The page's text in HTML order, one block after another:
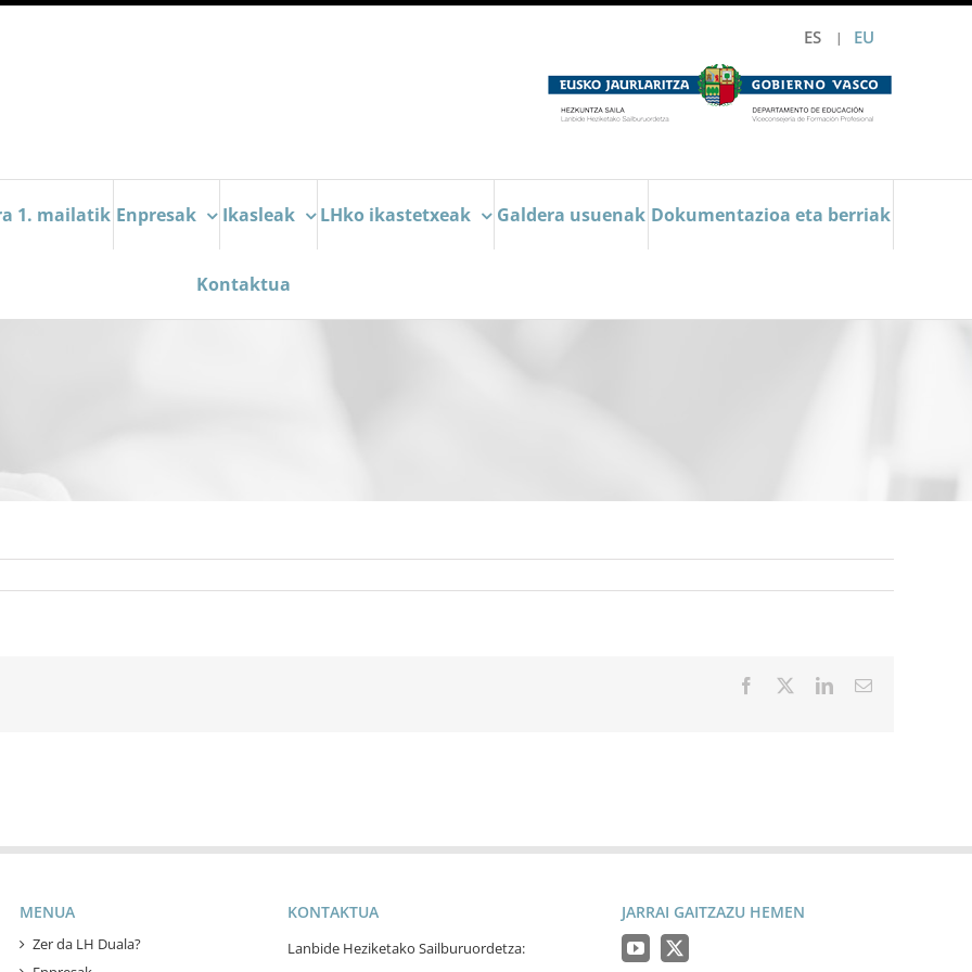
ES EU
1. mailatik Enpresak Ikasleak LHko ikastetxeak Galdera usuenak Dokumentazioa eta berriak
Kontaktua
Facebook LinkedInEmail
MENUA
Zer da LH Duala?
KONTAKTUA
Lanbide Heziketako Sailburuordetza:
JARRAI GAITZAZU HEMEN